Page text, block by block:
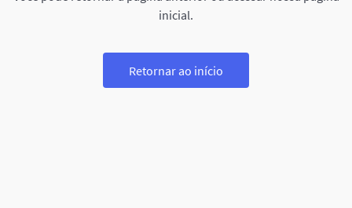
inicial.
Retornar ao início